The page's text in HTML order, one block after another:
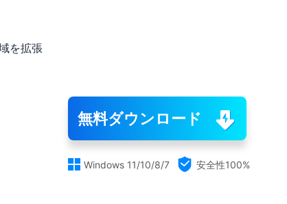
を拡張
無料ダウンロード
 Windows 11/10/8/7  安全性100%